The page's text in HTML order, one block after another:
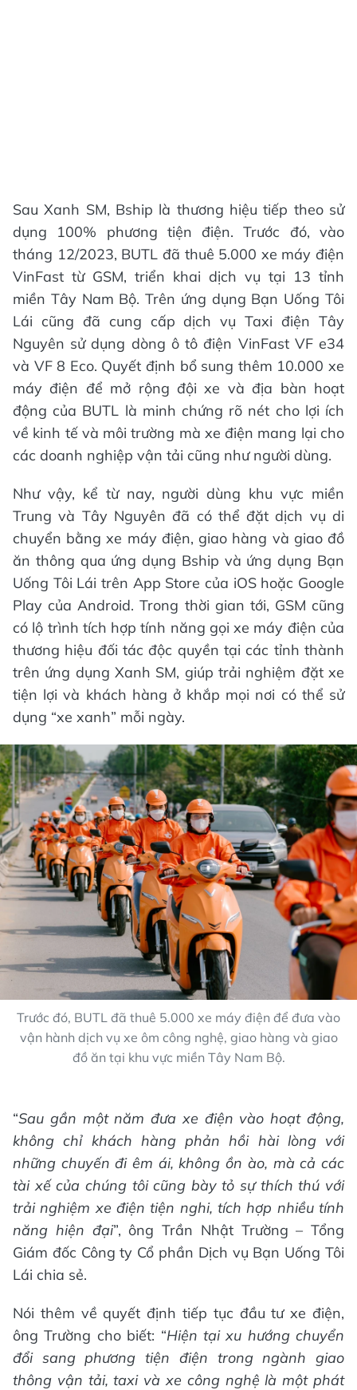
Sau Xanh SM, Bship là thương hiệu tiếp theo sử
dụng 100% phương tiện điện. Trước đó, vào
tháng 12/2023, BUTL đã thuê 5.000 xe máy điện
VinFast từ GSM, triển khai dịch vụ tại 13 tỉnh
miền Tây Nam Bộ. Trên ứng dụng Bạn Uống Tôi
Lái cũng đã cung cấp dịch vụ Taxi điện Tây
Nguyên sử dụng dòng ô tô điện VinFast VF e34
và VF 8 Eco. Quyết định bổ sung thêm 10.000 xe
máy điện để mở rộng đội xe và địa bàn hoạt
động của BUTL là minh chứng rõ nét cho lợi ích
về kinh tế và môi trường mà xe điện mang lại cho
các doanh nghiệp vận tải cũng như người dùng.
Như vậy, kể từ nay, người dùng khu vực miền
Trung và Tây Nguyên đã có thể đặt dịch vụ di
chuyển bằng xe máy điện, giao hàng và giao đồ
ăn thông qua ứng dụng Bship và ứng dụng Bạn
Uống Tôi Lái trên App Store của iOS hoặc Google
Play của Android. Trong thời gian tới, GSM cũng
có lộ trình tích hợp tính năng gọi xe máy điện của
thương hiệu đối tác độc quyền tại các tỉnh thành
trên ứng dụng Xanh SM, giúp trải nghiệm đặt xe
tiện lợi và khách hàng ở khắp mọi nơi có thể sử
dụng “xe xanh” mỗi ngày.
Trước đó, BUTL đã thuê 5.000 xe máy điện để đưa vào
vận hành dịch vụ xe ôm công nghệ, giao hàng và giao
đồ ăn tại khu vực miền Tây Nam Bộ.
“Sau gần một năm đưa xe điện vào hoạt động,
không chỉ khách hàng phản hồi hài lòng với
những chuyến đi êm ái, không ồn ào, mà cả các
tài xế của chúng tôi cũng bày tỏ sự thích thú với
trải nghiệm xe điện tiện nghi, tích hợp nhiều tính
năng hiện đại”, ông Trần Nhật Trường – Tổng
Giám đốc Công ty Cổ phần Dịch vụ Bạn Uống Tôi
Lái chia sẻ.
Nói thêm về quyết định tiếp tục đầu tư xe điện,
ông Trường cho biết: “Hiện tại xu hướng chuyển
đổi sang phương tiện điện trong ngành giao
thông vận tải, taxi và xe công nghệ là một phát